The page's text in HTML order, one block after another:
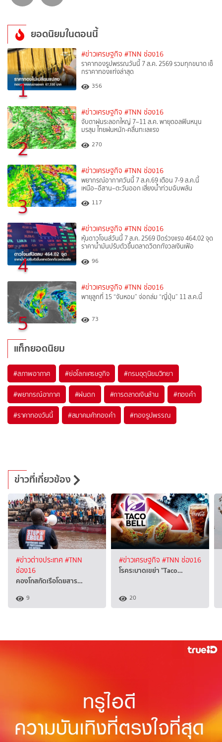
ยอดนิยมในตอนนี้
1
#ข่าวเศรษฐกิจ #TNN ช่อง16
ราคาทองรูปพรรณวันนี้ 7 ส.ค. 2569 รวมทุกขนาด เช็
กราคาทองแท่งล่าสุด
356
2
#ข่าวเศรษฐกิจ #TNN ช่อง16
จับตาฝนระลอกใหญ่ 7–11 ส.ค. พายุดอลฟินหนุน
มรสุม ไทยฝนหนัก-คลื่นทะเลแรง
270
3
#ข่าวเศรษฐกิจ #TNN ช่อง16
พยากรณ์อากาศวันนี้ 7 ส.ค.69 เตือน 7-9 ส.ค.นี้
เหนือ–อีสาน–ตะวันออก เสี่ยงน้ำท่วมฉับพลัน
117
4
#ข่าวเศรษฐกิจ #TNN ช่อง16
หุ้นดาวโจนส์วันนี้ 7 ส.ค. 2569 ปิดร่วงแรง 464.02 จุด
ราคาน้ำมันปรับตัวขึ้นตลาดวิตกกังวลเงินเฟ้อ
96
5
#ข่าวเศรษฐกิจ #TNN ช่อง16
พายุลูกที่ 15 “จันหอม” จ่อถล่ม “ญี่ปุ่น” 11 ส.ค.นี้
73
แท็กยอดนิยม
#สภาพอากาศ #ย่อโลกเศรษฐกิจ #กรมอุตุนิยมวิทยา
#พยากรณ์อากาศ #ฝนตก #การตลาดเงินล้าน #ทองคำ
#ราคาทองวันนี้ #สมาคมค้าทองคำ #ทองรูปพรรณ
ข่าวที่เกี่ยวข้อง
#ข่าวต่างประเทศ #TNN
ช่อง16
คองโกสกัดเรือโดยสาร…
9
#ข่าวเศรษฐกิจ #TNN ช่อง16
โรคระบาดเขย่า "Taco…
20